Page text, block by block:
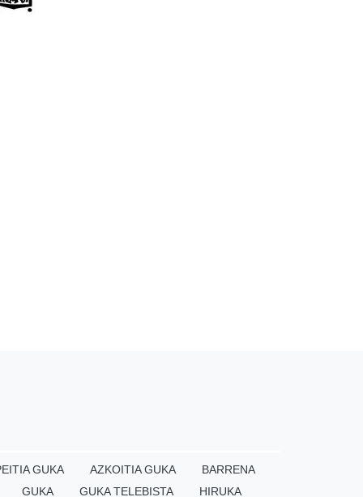
GUKA AZKOITIA GUKA
BARRENA
GUKA GUKA TELEBISTA HIRUKA